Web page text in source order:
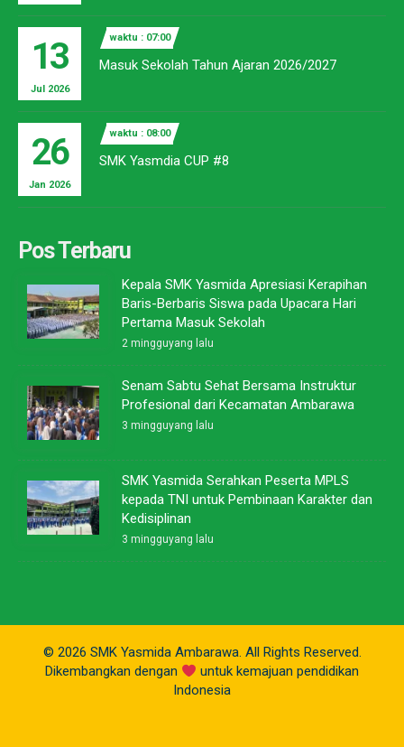
13
Jul 2026
waktu : 07:00
Masuk Sekolah Tahun Ajaran 2026/2027
26
Jan 2026
waktu : 08:00
SMK Yasmdia CUP #8
Pos Terbaru
Kepala SMK Yasmida Apresiasi Kerapihan
Baris-Berbaris Siswa pada Upacara Hari
Pertama Masuk Sekolah
2 mingguyang lalu
Senam Sabtu Sehat Bersama Instruktur
Profesional dari Kecamatan Ambarawa
3 mingguyang lalu
SMK Yasmida Serahkan Peserta MPLS
kepada TNI untuk Pembinaan Karakter dan
Kedisiplinan
3 mingguyang lalu
© 2026 SMK Yasmida Ambarawa. All Rights Reserved.
Dikembangkan dengan
untuk kemajuan pendidikan
Indonesia